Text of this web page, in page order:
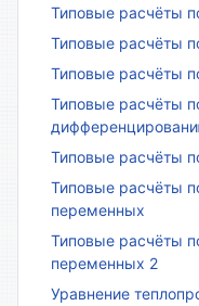
Типовые расчёты
Типовые расчёты
Типовые расчёты
Типовые расчёты
Типовые расчёты
Типовые расчёты
переменных
Типовые расчёты
переменных 2
Уравнение